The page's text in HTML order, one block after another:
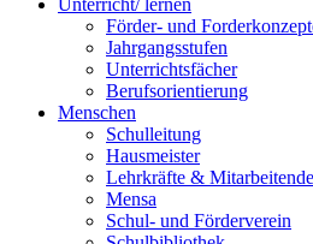
Unterricht/ lernen
Förder- und
Jahrgangsstufen
Unterrichtsfächer
Berufsorientierung
Menschen
Schulleitung
Hausmeister
Lehrkräfte & Mitarbeitende
Mensa
Schul- und Förderverein